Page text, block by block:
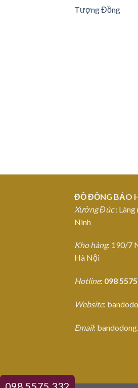
Tượng Đồng
ĐỒ ĐỒNG BẢO
Xưởng Đúc: Làng
Ninh
Kho hàng: 190/7
Hà Nội
Hotline: 098
Website:
Email: